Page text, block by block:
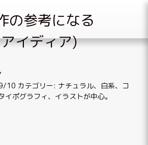
10 カテゴリー: ナチュラル、 白系、 コ
イポグラフィ、 イラストが中心。